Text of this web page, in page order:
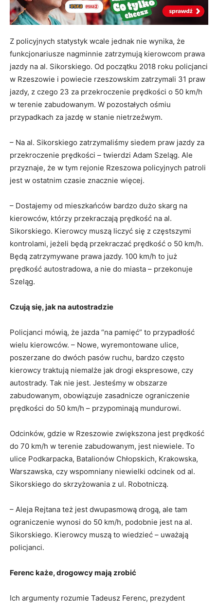
Z policyjnych statystyk wcale jednak nie wynika, że
funkcjonariusze nagminnie zatrzymują kierowcom prawa
jazdy na al. Sikorskiego. Od początku 2018 roku policjanci
w Rzeszowie i powiecie rzeszowskim zatrzymali 31 praw
jazdy, z czego 23 za przekroczenie prędkości o 50 km/h
w terenie zabudowanym. W pozostałych ośmiu
przypadkach za jazdę w stanie nietrzeźwym.
– Na al. Sikorskiego zatrzymaliśmy siedem praw jazdy za
przekroczenie prędkości – twierdzi Adam Szeląg. Ale
przyznaje, że w tym rejonie Rzeszowa policyjnych patroli
jest w ostatnim czasie znacznie więcej.
– Dostajemy od mieszkańców bardzo dużo skarg na
kierowców, którzy przekraczają prędkość na al.
Sikorskiego. Kierowcy muszą liczyć się z częstszymi
kontrolami, jeżeli będą przekraczać prędkość o 50 km/h.
Będą zatrzymywane prawa jazdy. 100 km/h to już
prędkość autostradowa, a nie do miasta – przekonuje
Szeląg.
Czują się, jak na autostradzie
Policjanci mówią, że jazda “na pamięć” to przypadłość
wielu kierowców. – Nowe, wyremontowane ulice,
poszerzane do dwóch pasów ruchu, bardzo często
kierowcy traktują niemalże jak drogi ekspresowe, czy
autostrady. Tak nie jest. Jesteśmy w obszarze
zabudowanym, obowiązuje zasadnicze ograniczenie
prędkości do 50 km/h – przypominają mundurowi.
Odcinków, gdzie w Rzeszowie zwiększona jest prędkość
do 70 km/h w terenie zabudowanym, jest niewiele. To
ulice Podkarpacka, Batalionów Chłopskich, Krakowska,
Warszawska, czy wspomniany niewielki odcinek od al.
Sikorskiego do skrzyżowania z ul. Robotniczą.
– Aleja Rejtana też jest dwupasmową drogą, ale tam
ograniczenie wynosi do 50 km/h, podobnie jest na al.
Sikorskiego. Kierowcy muszą to wiedzieć – uważają
policjanci.
Ferenc każe, drogowcy mają zrobić
Ich argumenty rozumie Tadeusz Ferenc, prezydent